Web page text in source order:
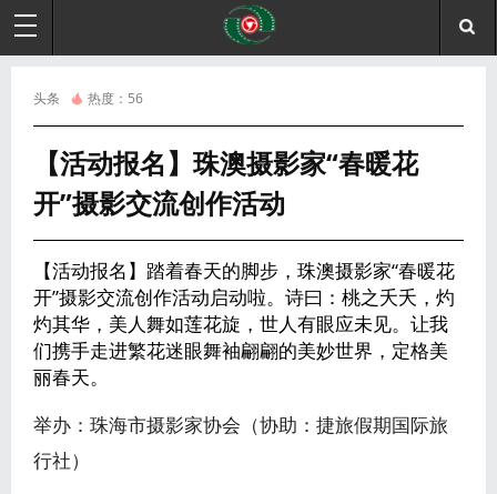
头条 热度： 56
【活动报名】珠澳摄影家“春暖花
开”摄影交流创作活动
【活动报名】踏着春天的脚步，珠澳摄影家“春暖花
开”摄影交流创作活动启动啦。诗曰：桃之夭夭，灼
灼其华，美人舞如莲花旋，世人有眼应未见。让我
们携手走进繁花迷眼舞袖翩翩的美妙世界，定格美
丽春天。
举办：珠海市摄影家协会（协助：捷旅假期国际旅
行社）